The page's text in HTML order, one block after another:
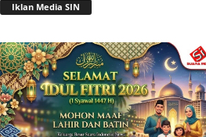
Iklan Media SIN